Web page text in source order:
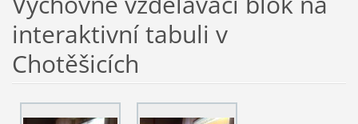
interaktivní tabuli v
Chotěšicích